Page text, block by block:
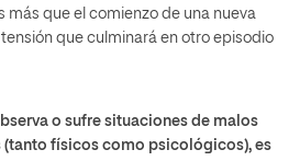
más que el comienzo de una nueva
que culminará en otro episodio
o sufre situaciones de malos
(tanto físicos como psicológicos), es